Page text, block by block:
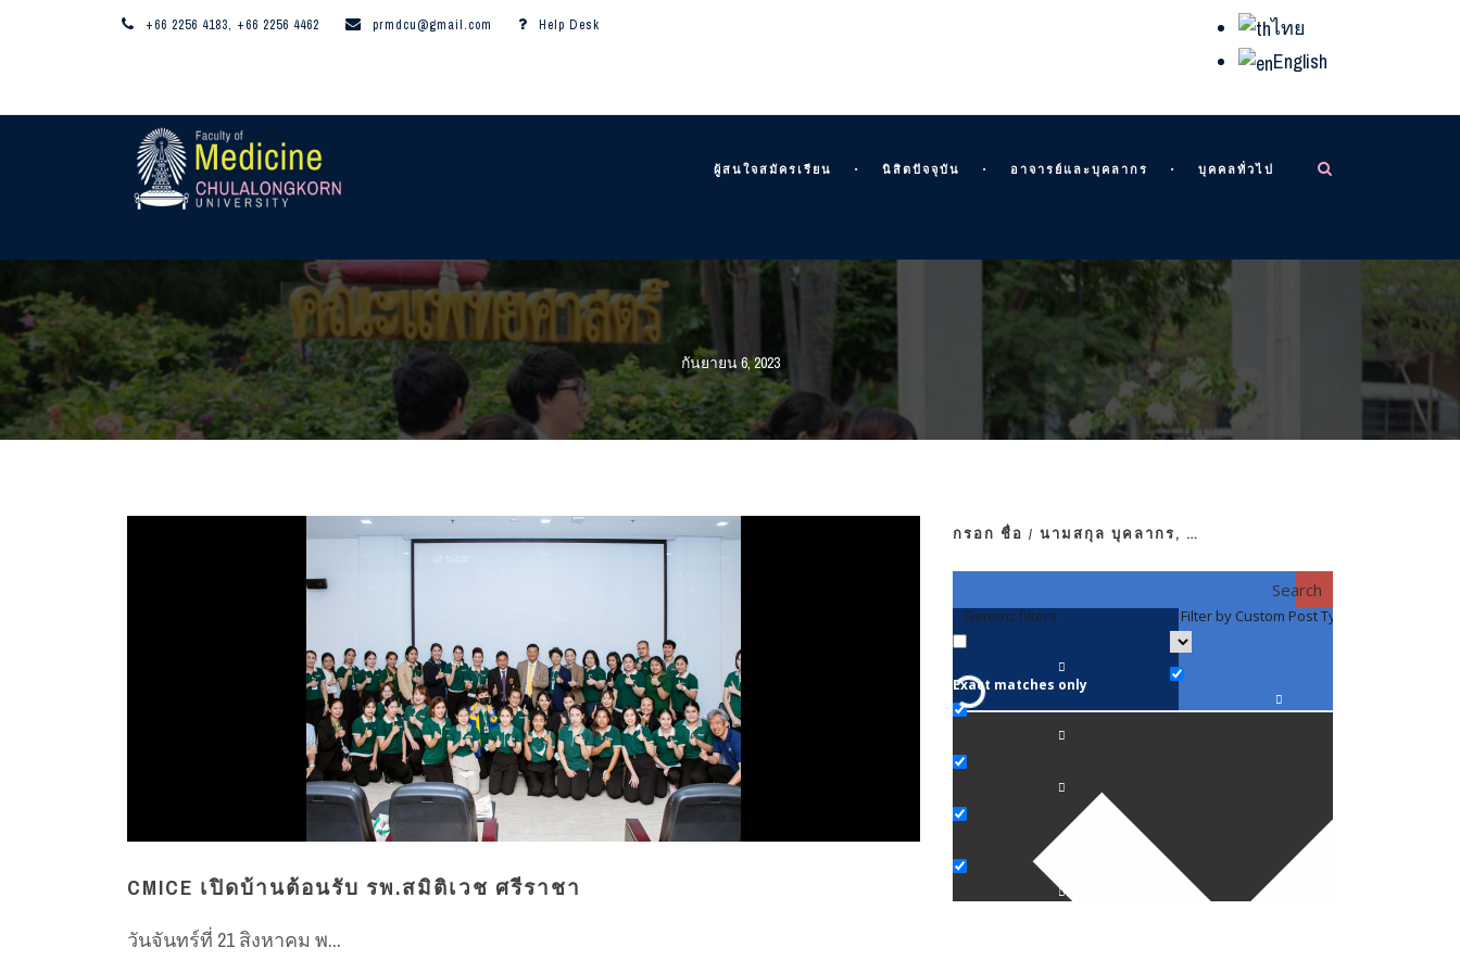
+66 2256 4183, +66 2256 4462 prmdcu@gmail.com Help Desk
ไทย
English
ผู้สนใจสมัครเรียน นิสิตปัจจุบัน อาจารย์และบุคลากร บุคคลทั่วไป
กันยายน 6, 2023
CMICE เปิดบ้านต้อนรับ รพ.สมิติเวช ศรีราชา
วันจันทร์ที่ 21 สิงหาคม พ...
กรอก ชื่อ / นามสกุล บุคลากร, …
Search
Generic filters
Exact matches only
Filter by Custom Post Type